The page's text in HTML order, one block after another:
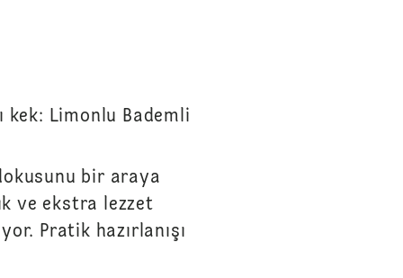
kek: Limonlu Bademli
bir araya
ve ekstra lezzet
Pratik hazırlanışı